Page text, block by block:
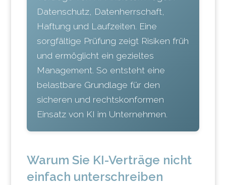
Datenschutz, Datenherrschaft,
Haftung und Laufzeiten. Eine
sorgfältige Prüfung zeigt Risiken früh
und ermöglicht ein gezieltes
Management. So entsteht eine
belastbare Grundlage für den
sicheren und rechtskonformen
Einsatz von KI im Unternehmen.
Warum Sie KI-Verträge nicht
einfach unterschreiben